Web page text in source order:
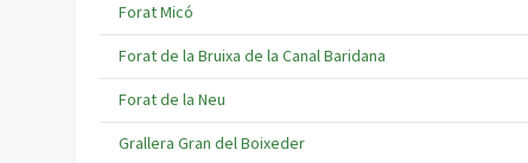
Forat Micó
Forat de la Bruixa de la Canal Baridana
Forat de la Neu
Grallera Gran del Boixeder